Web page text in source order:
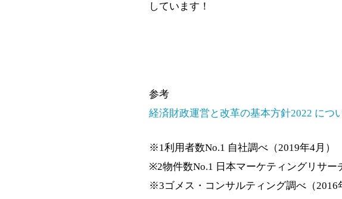
しています！
参考
経済財政運営と改革の基本方針2022 につ
※1利用者数No.1 自社調べ（2019年4月）
※2物件数No.1 日本マーケティングリサー
※3ゴメス・コンサルティング調べ（2016